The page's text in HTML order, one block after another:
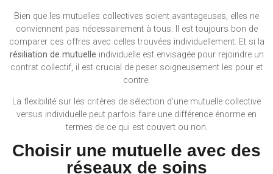
Bien que les mutuelles collectives soient avantageuses, elles ne
conviennent pas nécessairement à tous. Il est toujours bon de
comparer ces offres avec celles trouvées individuellement. Et si la
résiliation de mutuelle individuelle est envisagée pour rejoindre un
contrat collectif, il est crucial de peser soigneusement les pour et
contre.
La flexibilité sur les critères de sélection d’une mutuelle collective
versus individuelle peut parfois faire une différence énorme en
termes de ce qui est couvert ou non.
Choisir une mutuelle avec des
réseaux de soins